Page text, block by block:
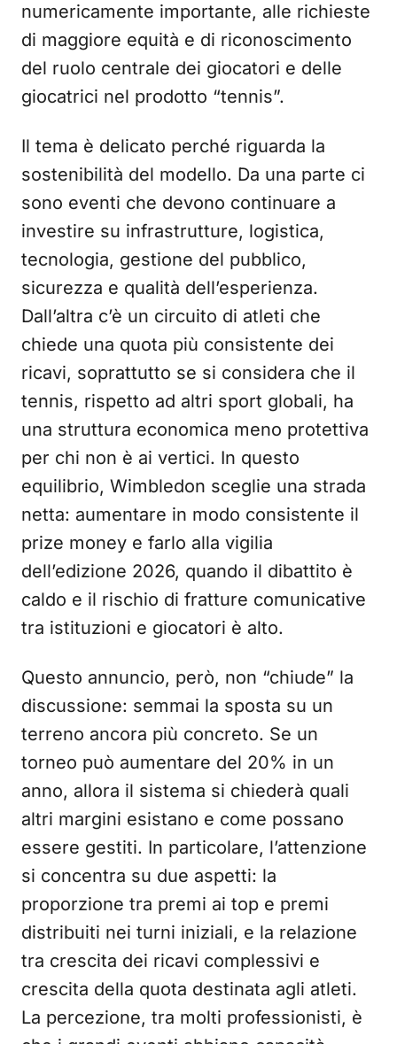
numericamente importante, alle richieste
di maggiore equità e di riconoscimento
del ruolo centrale dei giocatori e delle
giocatrici nel prodotto “tennis”.
Il tema è delicato perché riguarda la
sostenibilità del modello. Da una parte ci
sono eventi che devono continuare a
investire su infrastrutture, logistica,
tecnologia, gestione del pubblico,
sicurezza e qualità dell’esperienza.
Dall’altra c’è un circuito di atleti che
chiede una quota più consistente dei
ricavi, soprattutto se si considera che il
tennis, rispetto ad altri sport globali, ha
una struttura economica meno protettiva
per chi non è ai vertici. In questo
equilibrio, Wimbledon sceglie una strada
netta: aumentare in modo consistente il
prize money e farlo alla vigilia
dell’edizione 2026, quando il dibattito è
caldo e il rischio di fratture comunicative
tra istituzioni e giocatori è alto.
Questo annuncio, però, non “chiude” la
discussione: semmai la sposta su un
terreno ancora più concreto. Se un
torneo può aumentare del 20% in un
anno, allora il sistema si chiederà quali
altri margini esistano e come possano
essere gestiti. In particolare, l’attenzione
si concentra su due aspetti: la
proporzione tra premi ai top e premi
distribuiti nei turni iniziali, e la relazione
tra crescita dei ricavi complessivi e
crescita della quota destinata agli atleti.
La percezione, tra molti professionisti, è